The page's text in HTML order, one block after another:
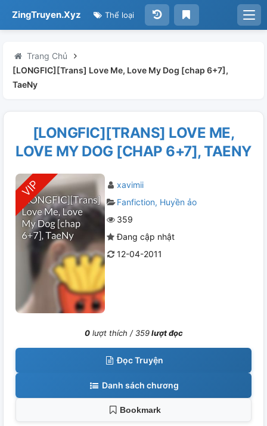
ZingTruyen.Xyz Thể loại
Trang Chủ
[LONGFIC][Trans] Love Me, Love My Dog [chap 6+7],
TaeNy
[LONGFIC][TRANS] LOVE ME,
LOVE MY DOG [CHAP 6+7], TAENY
xavimii
Fanfiction Huyền ảo
359
Đang cập nhật
12-04-2011
0lượt thích /359lượt đọc
Đọc Truyện
Danh sách chương
Bookmark